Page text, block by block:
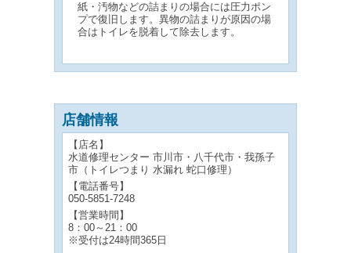
紙・汚物などの詰まりの場合には圧力ポン
プで復旧します。異物の詰まりが原因の場
合はトイレを脱着して除去します。
店舗情報
【店名】
水道修理センター 市川市・八千代市・我孫子
市（トイレつまり 水漏れ 蛇口修理）
【電話番号】
050-5851-7248
【営業時間】
8：00～21：00
※受付は24時間365日